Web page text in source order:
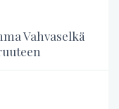
Vahvaselkä